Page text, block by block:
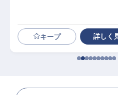
キープ 詳しく